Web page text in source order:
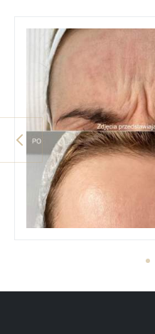
prev